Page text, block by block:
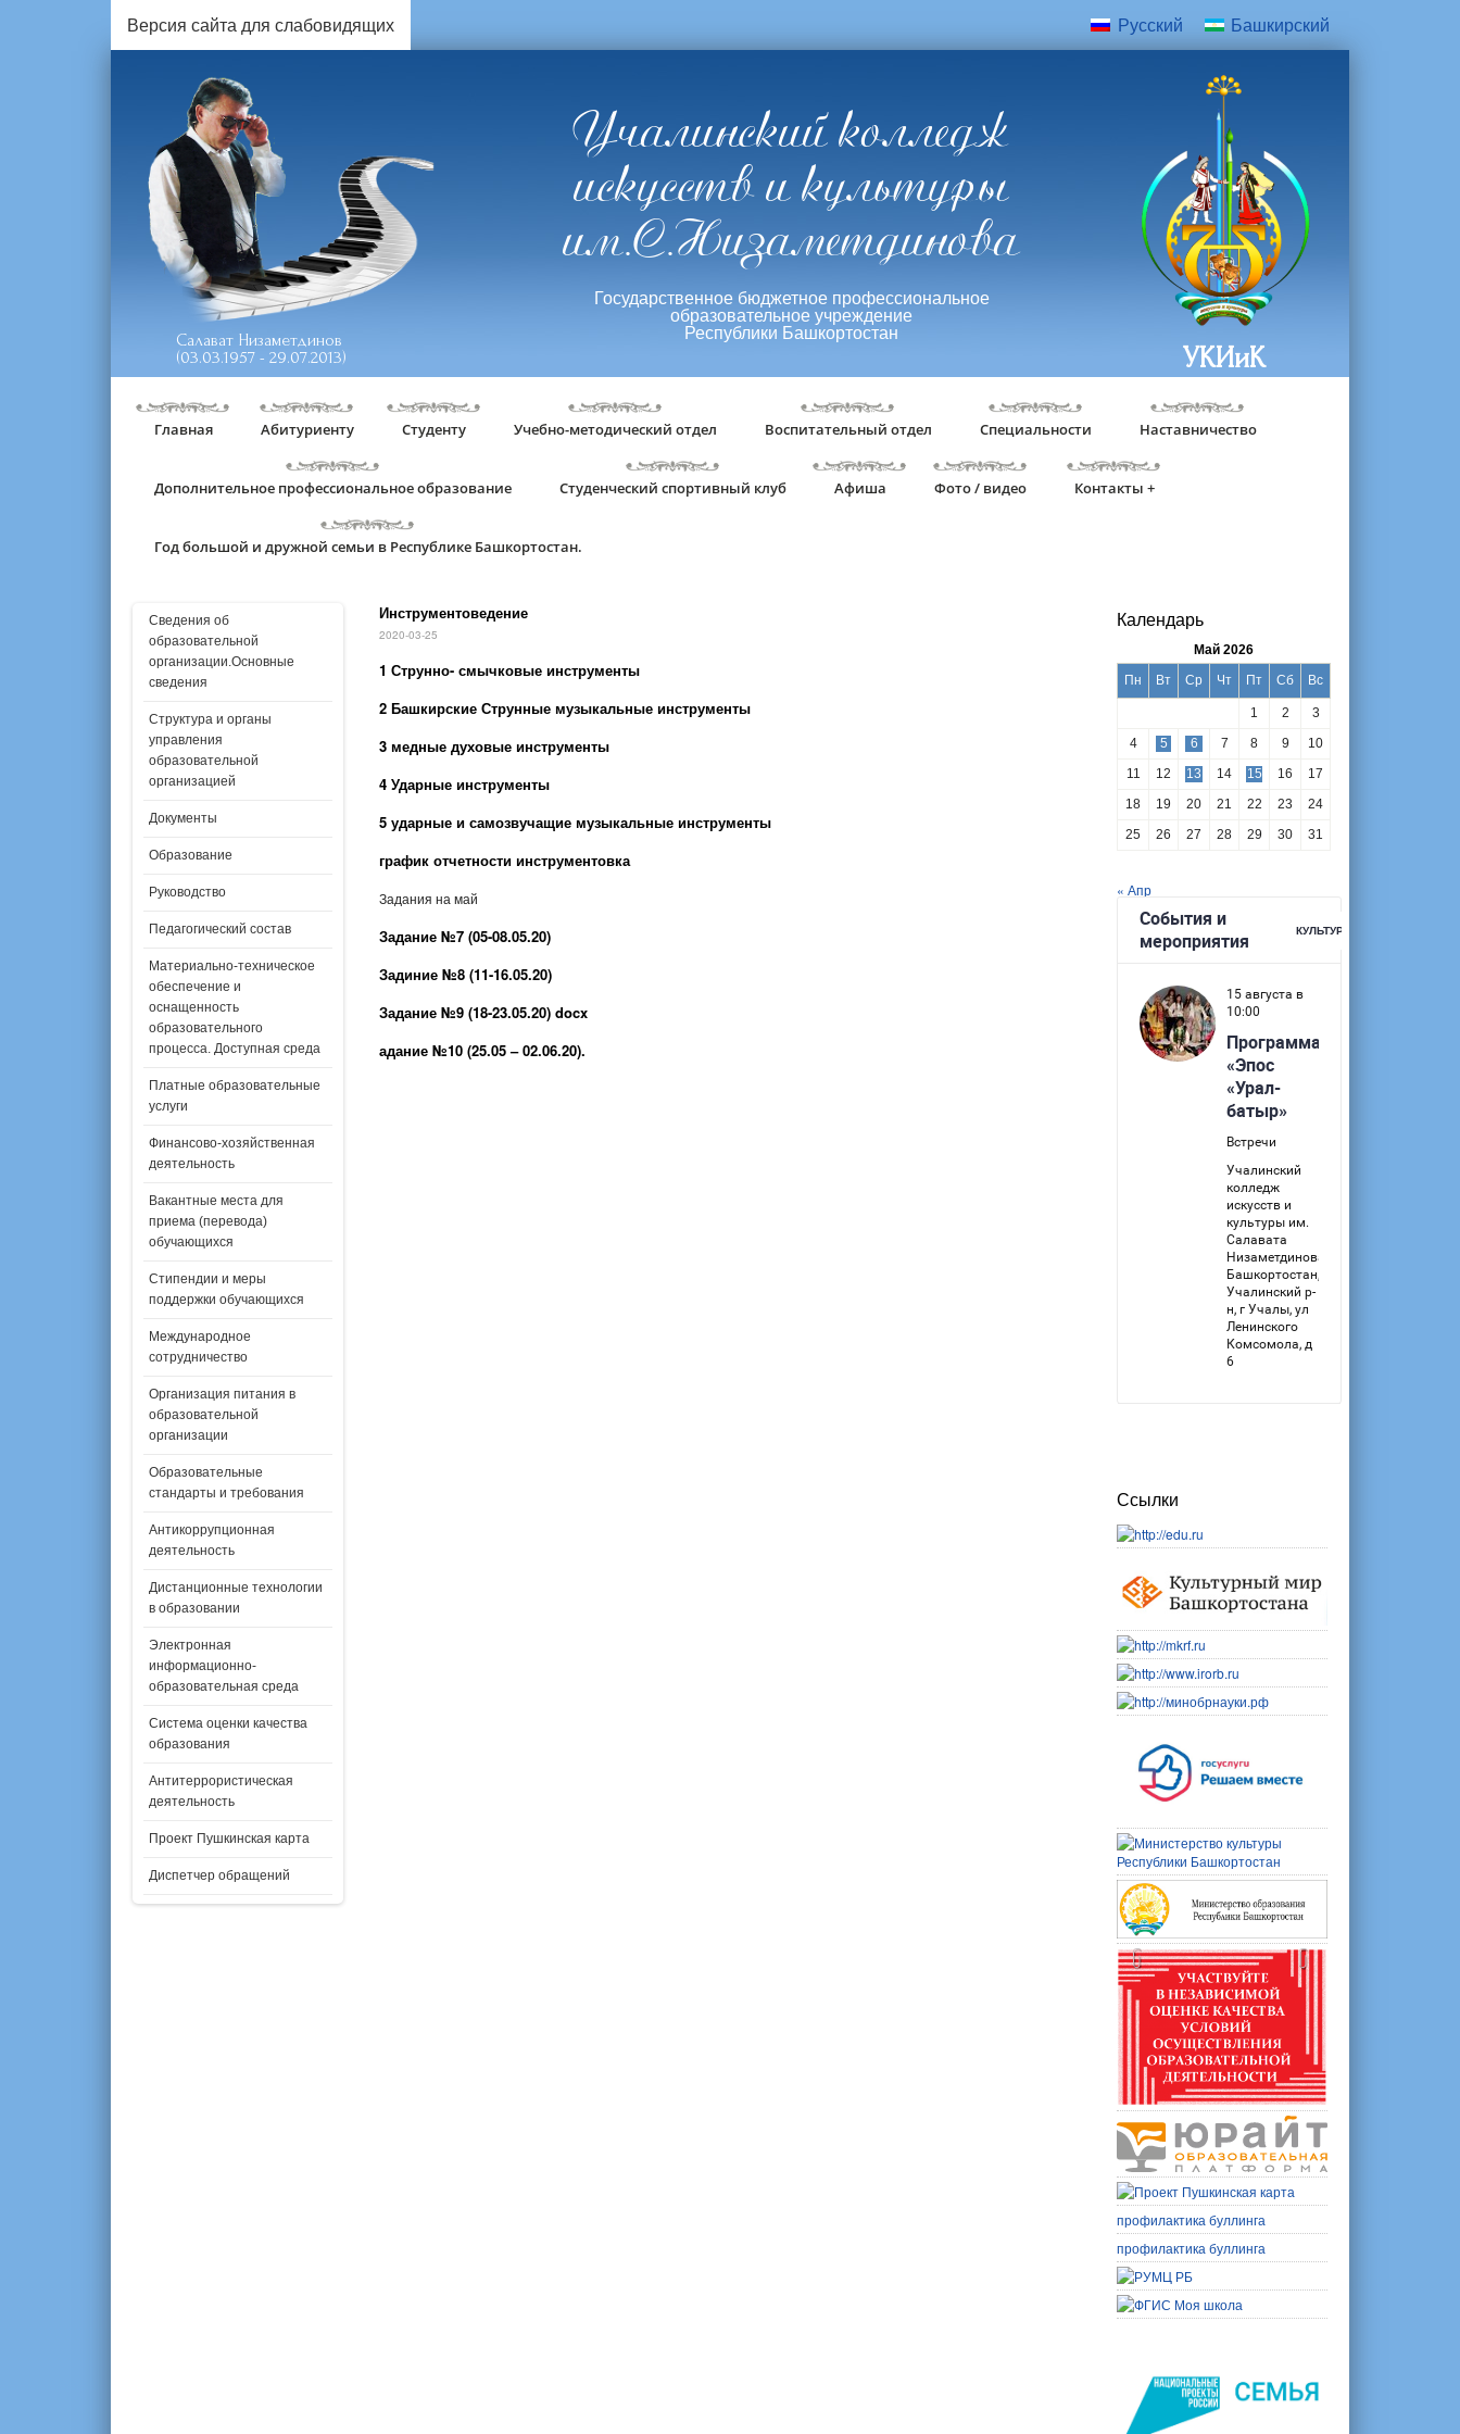
Версия сайта для слабовидящих Русский Башкирский
Салават Низаметдинов
(03.03.1957 - 29.07.2013)
Учалинский колледж
искусств и культуры
им.С.Низаметдинова
Государственное бюджетное профессиональное
образовательное учреждение
Республики Башкортостан
УКИиК
Главная Абитуриенту Студенту Учебно-методический отдел Воспитательный отдел Специальности Наставничество
Дополнительное профессиональное образование Студенческий спортивный клуб Афиша Фото / видео Контакты +
Год большой и дружной семьи в Республике Башкортостан.
Сведения об
образовательной
организации.Основные
сведения
Структура и органы
управления
образовательной
организацией
Документы
Образование
Руководство
Педагогический состав
Материально-техническое
обеспечение и
оснащенность
образовательного
процесса. Доступная среда
Платные образовательные
услуги
Финансово-хозяйственная
деятельность
Вакантные места для
приема (перевода)
обучающихся
Стипендии и меры
поддержки обучающихся
Международное
сотрудничество
Организация питания в
образовательной
организации
Образовательные
стандарты и требования
Антикоррупционная
деятельность
Дистанционные технологии
в образовании
Электронная
информационно-
образовательная среда
Система оценки качества
образования
Антитеррористическая
деятельность
Проект Пушкинская карта
Диспетчер обращений
Инструментоведение
2020-03-25
1 Струнно- смычковые инструменты
2 Башкирские Струнные музыкальные инструменты
3 медные духовые инструменты
4 Ударные инструменты
5 ударные и самозвучащие музыкальные инструменты
график отчетности инструментовка
Задания на май
Задание №7 (05-08.05.20)
Задиние №8 (11-16.05.20)
Задание №9 (18-23.05.20) docx
адание №10 (25.05 – 02.06.20).
Календарь
Май 2026
Пн
Вт Ср Чт Пт Сб Вс
1 2
3
4
5 6 7 8 9
10
11
12 13 14 15 16
17
18
19 20 21 22 23
24
25
26 27 28 29 30 31
« Апр
Ссылки
профилактика буллинга
профилактика буллинга